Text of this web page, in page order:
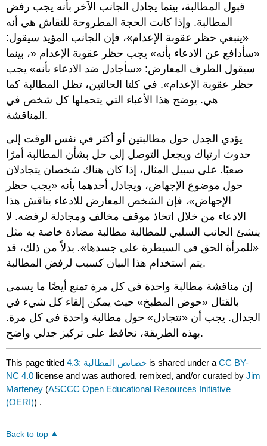
قبول المطالبة، بينما يجادل الجانب الآخر بأنه يجب رفض
المطالبة. وإذا كانت الحجة المطروحة للنقاش هي أنه
«ينبغي حظر عقوبة الإعدام»، فإن الجانب المؤيد سيقول:
«سأدافع عن الادعاء بأنه» يجب حظر عقوبة الإعدام «، بينما
سيقول الطرف المعارض: «سأجادل ضد الادعاء بأنه» يجب
حظر عقوبة الإعدام». في كلتا الحالتين، تظل المطالبة كما
هي. يوضح هذا الأعباء التي يتحملها كل شخص في
المناقشة.
يؤدي الجدل حول مطالبتين أو أكثر في نفس الوقت إلى
حدوث ارتباك ويجعل التوصل إلى حل بشأن المطالبة أمرًا
صعبًا. على سبيل المثال، إذا كان هناك شخصان يتجادلان
حول موضوع الإجهاض، ويجادل أحدهما بأنه «يجب حظر
الإجهاض»، فإن الشخص المعارض للادعاء يناقش هذا
الادعاء من خلال اتخاذ موقف مخالف ومجادلة لرفضه. لا
ينشئ الجانب السلبي للمطالبة مطالبة مضادة خاصة به مثل
«للمرأة الحق في السيطرة على جسدها». بدلاً من ذلك، قد
يتم استخدام هذا البيان كسبب لرفض المطالبة.
إن مناقشة مطالبة واحدة في كل مرة تمنع أيضًا ما يسمى
بالقتال «حوض المطبخ» حيث يمكن إلقاء كل شيء في
الجدال. يجب أن «نتجادل» حول مطالبة واحدة في كل مرة.
بهذه الطريقة، نحافظ على تركيز جدلي واضح.
This page titled 4.3: خصائص المطالبة is shared under aCC BY-
NC 4.0 license and was authored, remixed, and/or curated byJim
Marteney (ASCCC Open Educational Resources Initiative
(OERI)) .
Back to top